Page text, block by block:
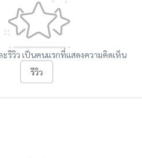
รีวิว เป็นคนแรกที่แสดงความคิดเห็น
รีวิว